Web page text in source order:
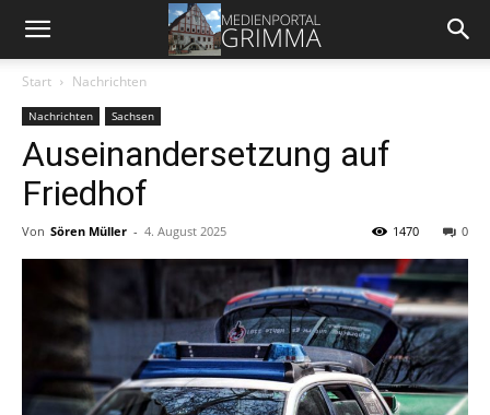
Start Nachrichten
Nachrichten Sachsen
Auseinandersetzung auf
Friedhof
Von Sören Müller - 4. August 2025 0
1470